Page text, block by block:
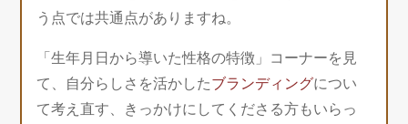
う点では共通点がありますね。
「生年月日から導いた性格の特徴」コーナーを見
て、自分らしさを活かしたブランディングについ
て考え直す、きっかけにしてくださる方もいらっ